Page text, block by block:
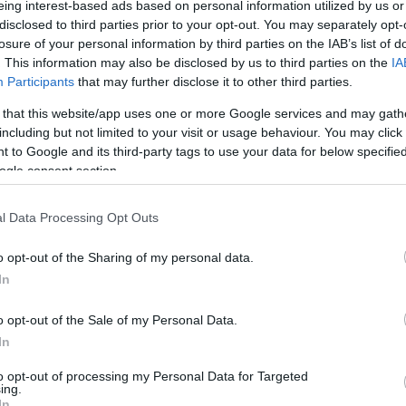
interest-based ads based on personal information utilized by us
to third parties prior to your opt-out. You may separately
of your personal information by third parties on the IAB’s list of
This information may also be disclosed by us to third parties on the
Participants that may further disclose it to other third parties.
that this website/app uses one or more Google services and may
but not limited to your visit or usage behaviour. You may
to Google and its third-party tags to use your data for below
consent section.
Data Processing Opt Outs
opt-out of the Sharing of my personal data.
opt-out of the Sale of my Personal Data.
opt-out of processing my Personal Data for Targeted
olyan influencereket próbál megcélozni,
párt csatornáit, sőt, a mainstream médiát sem
létre a Fehér Házban, kifejezetten az influencerek
bízták meg, hogy kutassák fel azokat a közösségi
lehet érni a fiatalabb, illetve a külvárosokban élő
azokat az anyukákat is, akik más platformokon
a klímaaktivistákat és azokat az embereket,
helyettese.
hozzáférést nyújtson az influencerek számára az
influencereken keresztül azokat is el szeretnék érni,
ugyanis a kínai közösségi oldalt épp múlt év
, de a nemzetbiztonsági kockázatok miatt még